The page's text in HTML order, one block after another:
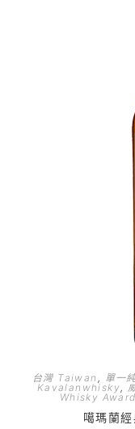
台灣 Taiwan , 單一
Kavalanwhisky,
Whisky
噶瑪蘭